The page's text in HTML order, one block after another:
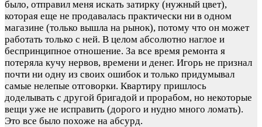
было, отправил меня искать затирку (нужный цвет),
которая еще не продавалась практически ни в одном
магазине (только вышла на рынок), потому что он может
работать только с ней. В целом абсолютно наглое и
беспринципное отношение. За все время ремонта я
потеряла кучу нервов, времени и денег. Игорь не признал
почти ни одну из своих ошибок и только придумывал
самые нелепые отговорки. Квартиру пришлось
доделывать с другой бригадой и прорабом, но некоторые
вещи уже не исправить (дорого и нудно много ломать).
Это все было похоже на абсурд.